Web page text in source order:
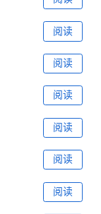
阅读
阅读
阅读
阅读
阅读
阅读